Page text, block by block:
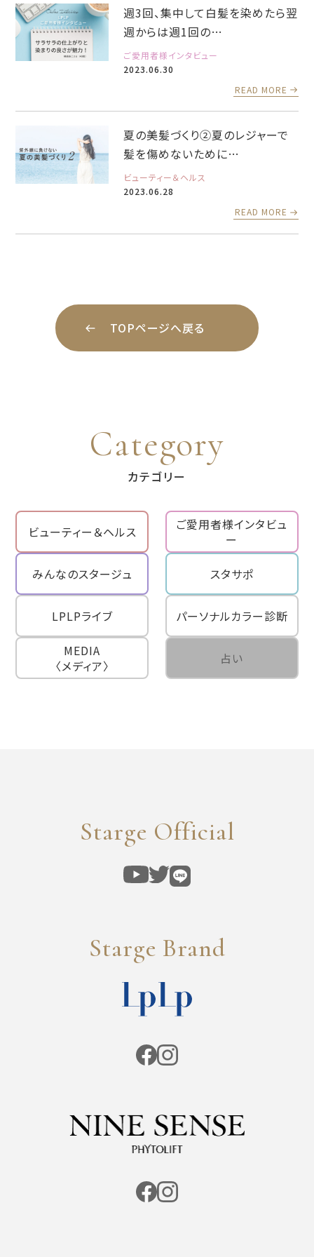
週3回、集中して白髪を染めたら翌
週からは週1回の…
ご愛用者様インタビュー
2023.06.30
READ MORE
夏の美髪づくり②夏のレジャーで
髪を傷めないために…
ビューティー＆ヘルス
2023.06.28
READ MORE
TOPページへ戻る
Category
カテゴリー
ビューティー＆ヘルス
ご愛用者様インタビュ
ー
みんなのスタージュ スタサポ
LPLPライブ パーソナルカラー診断
MEDIA
〈メディア〉
占い
Starge Official
Starge Brand